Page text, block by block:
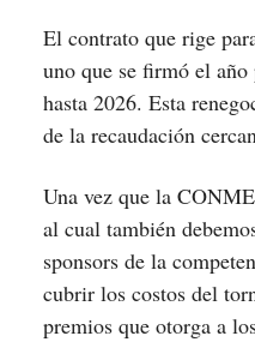
El contrato que rige
uno que se firmó el
hasta 2026. Esta
de la recaudación
Una vez que la
al cual también
sponsors de la
cubrir los costos del
premios que otorga a